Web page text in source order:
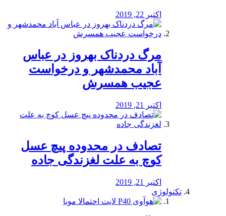
اکتبر 22, 2019
مرگ دردناک بهروز در عباس
آباد محمدشهر و درخواست
عجیب همسرش
اکتبر 21, 2019
تصادف در محدوده پیچ عسل
کوچ به علت لغزندگی جاده
اکتبر 21, 2019
تکنولوژی